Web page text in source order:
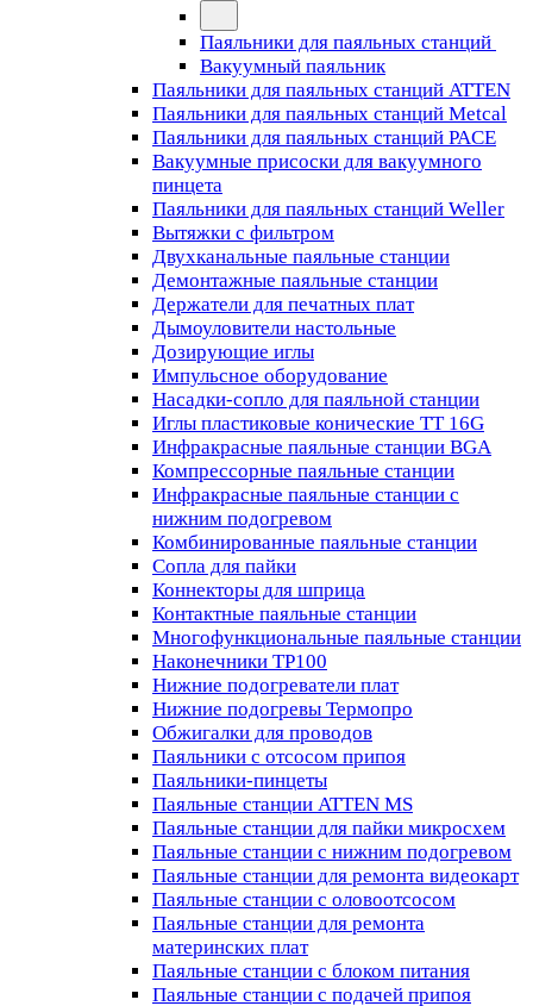
Паяльники для паяльных станций
Вакуумный паяльник
Паяльники для паяльных станций ATTEN
Паяльники для паяльных станций Metcal
Паяльники для паяльных станций PACE
Вакуумные присоски для вакуумного
пинцета
Паяльники для паяльных станций Weller
Вытяжки с фильтром
Двухканальные паяльные станции
Демонтажные паяльные станции
Держатели для печатных плат
Дымоуловители настольные
Дозирующие иглы
Импульсное оборудование
Насадки-сопло для паяльной станции
Иглы пластиковые конические TT 16G
Инфракрасные паяльные станции BGA
Компрессорные паяльные станции
Инфракрасные паяльные станции с
нижним подогревом
Комбинированные паяльные станции
Сопла для пайки
Коннекторы для шприца
Контактные паяльные станции
Многофункциональные паяльные станции
Наконечники TP100
Нижние подогреватели плат
Нижние подогревы Термопро
Обжигалки для проводов
Паяльники с отсосом припоя
Паяльники-пинцеты
Паяльные станции ATTEN MS
Паяльные станции для пайки микросхем
Паяльные станции с нижним подогревом
Паяльные станции для ремонта видеокарт
Паяльные станции с оловоотсосом
Паяльные станции для ремонта
материнских плат
Паяльные станции с блоком питания
Паяльные станции с подачей припоя